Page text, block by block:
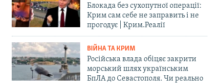
Блокада без сухопутної операції:
Крим сам себе не заправить і не
прогодує | Крим.Реалії
ВІЙНА ТА КРИМ
Російська влада обіцяє закрити
морський шлях українським
БпЛА до Севастополя. Чи реально